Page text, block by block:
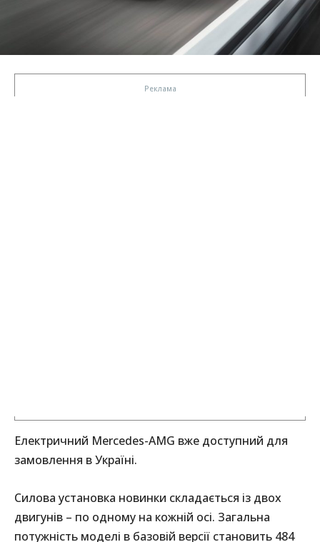
Електричний Mercedes-AMG вже доступний для
замовлення в Україні.
Силова установка новинки складається із двох
двигунів – по одному на кожній осі. Загальна
потужність моделі в базовій версії становить 484